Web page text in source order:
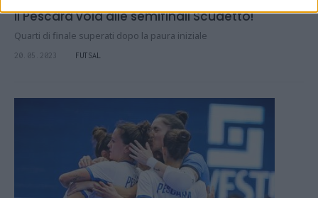
Il Pescara vola alle semifinali Scudetto!
Quarti di finale superati dopo la paura iniziale
20.05.2023 FUTSAL